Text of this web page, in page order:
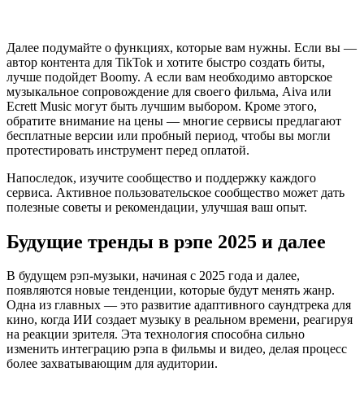
Далее подумайте о функциях, которые вам нужны. Если вы —
автор контента для TikTok и хотите быстро создать биты,
лучше подойдет Boomy. А если вам необходимо авторское
музыкальное сопровождение для своего фильма, Aiva или
Ecrett Music могут быть лучшим выбором. Кроме этого,
обратите внимание на цены — многие сервисы предлагают
бесплатные версии или пробный период, чтобы вы могли
протестировать инструмент перед оплатой.
Напоследок, изучите сообщество и поддержку каждого
сервиса. Активное пользовательское сообщество может дать
полезные советы и рекомендации, улучшая ваш опыт.
Будущие тренды в рэпе 2025 и далее
В будущем рэп-музыки, начиная с 2025 года и далее,
появляются новые тенденции, которые будут менять жанр.
Одна из главных — это развитие адаптивного саундтрека для
кино, когда ИИ создает музыку в реальном времени, реагируя
на реакции зрителя. Эта технология способна сильно
изменить интеграцию рэпа в фильмы и видео, делая процесс
более захватывающим для аудитории.